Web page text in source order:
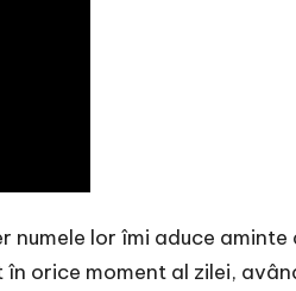
numele lor îmi aduce
orice moment al zilei,